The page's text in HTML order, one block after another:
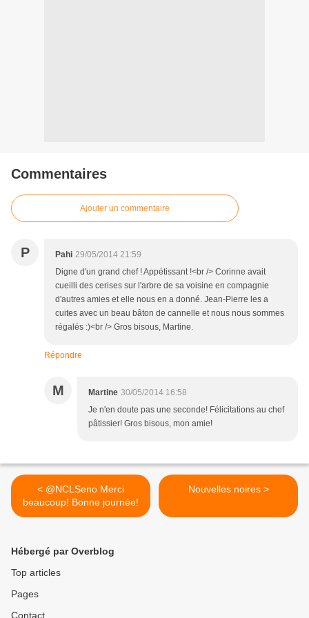
Commentaires
Ajouter un commentaire
P Pahi 29/05/2014 21:59
Digne d'un grand chef ! Appétissant !<br /> Corinne avait
cueilli des cerises sur l'arbre de sa voisine en compagnie
d'autres amies et elle nous en a donné. Jean-Pierre les a
cuites avec un beau bâton de cannelle et nous nous sommes
régalés :)<br /> Gros bisous, Martine.
Répondre
M Martine 30/05/2014 16:58
Je n'en doute pas une seconde! Félicitations au chef
pâtissier! Gros bisous, mon amie!
< @NCLSeno Merci
beaucoup! Bonne journée!
Nouvelles noires >
Hébergé par Overblog
Top articles
Pages
Contact